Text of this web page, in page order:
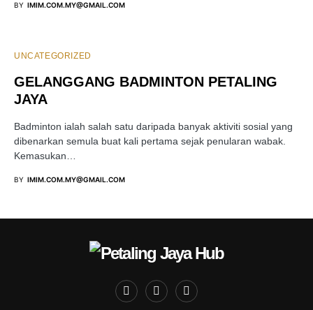
BY IMIM.COM.MY@GMAIL.COM
UNCATEGORIZED
GELANGGANG BADMINTON PETALING
JAYA
Badminton ialah salah satu daripada banyak aktiviti sosial yang
dibenarkan semula buat kali pertama sejak penularan wabak.
Kemasukan…
BY IMIM.COM.MY@GMAIL.COM